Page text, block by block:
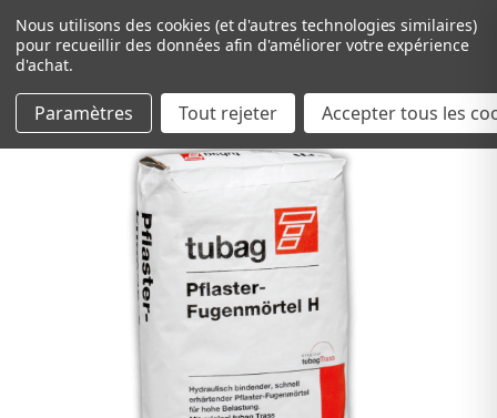
Passer au contenu principal
Nous utilisons des cookies (et d'autres technologies similaires)
pour recueillir des données afin d'améliorer votre expérience
d'achat.
Paramètres Tout rejeter Accepter tous les